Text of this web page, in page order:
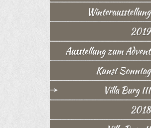
Winterausstellung
2019
Ausstellung zum Advent
Kunst Sonntag
Villa Burg III
2018